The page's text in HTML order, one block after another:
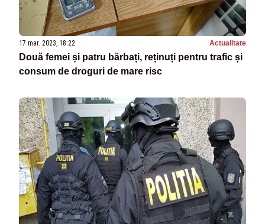
17 mar. 2023, 18:22 Actualitate
Două femei și patru bărbați, reținuți pentru trafic și
consum de droguri de mare risc